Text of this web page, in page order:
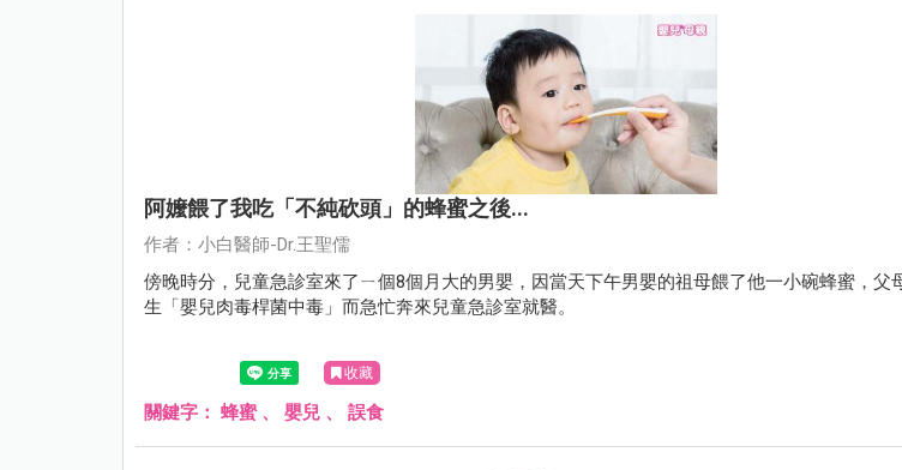
阿嬤餵了我吃「不純砍頭」的蜂蜜之後...
作者：小白醫師-Dr.王聖儒
傍晚時分，兒童急診室來了ㄧ個8個月大的男嬰，因當天下午男嬰的祖母餵了他一小碗蜂蜜，父
生「嬰兒肉毒桿菌中毒」而急忙奔來兒童急診室就醫。
收藏
關鍵字： 蜂蜜、 嬰兒 、 誤食